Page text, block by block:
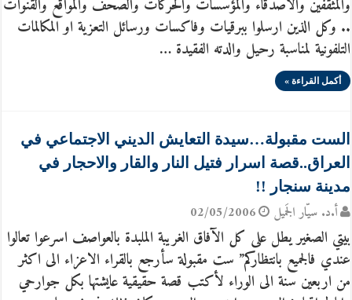
والمثقفين والاصدقاء والمؤسسات والحركات والصحف والمواقع والقنوات
.. وكل الذين ارسلوا ببرقيات وفاكسات ورسائل التعزية او المكالمات
التلفونية لمناسبة رحيل والدته الفقيدة …
أكمل القراءة »
الست مقبولة…سيدة التعايش الديني الاجتماعي في
العراق..قصة اسرار فتيل النار والقار والاحجار في
مدينة سنجار !!
أ.د. سيّار الجَميل 02/05/2006
بيتي الصغير يطل على كل الآفاق الغريبة الملبدة بالعواصف اسرعوا تعالوا
عندي فالجميع بانتظاركم” ست مقبولة سأرجع بالقراء الاعزاء الى اكثر
من اربعين سنة الى الوراء لأكتب قصة حقيقية عايشتها بكل جوارحي